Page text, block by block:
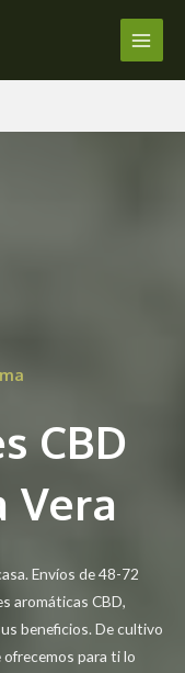
Main
en Losar
CBD
Vera
Envíos de 48-72
aromáticas CBD,
beneficios. De cultivo
para ti lo